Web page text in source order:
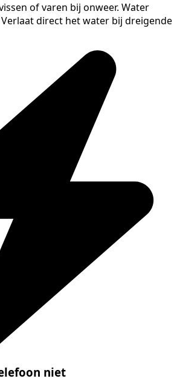
of varen bij onweer. Water
direct het water bij dreigende
niet